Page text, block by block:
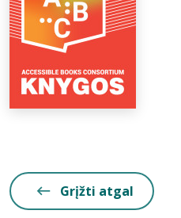
Grįžti atgal